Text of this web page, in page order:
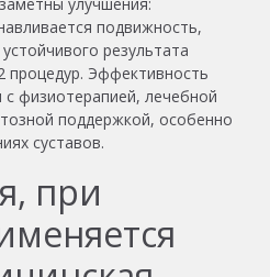
подвижность,
результата
процедур. Эффективность
физиотерапией, лечебной
поддержкой, особенно
суставов.
при